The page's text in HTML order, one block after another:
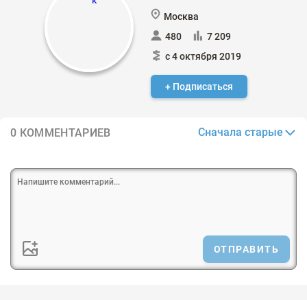
Москва
480
7 209
с 4 октября 2019
+ Подписаться
0 КОММЕНТАРИЕВ Сначала старые
ОТПРАВИТЬ